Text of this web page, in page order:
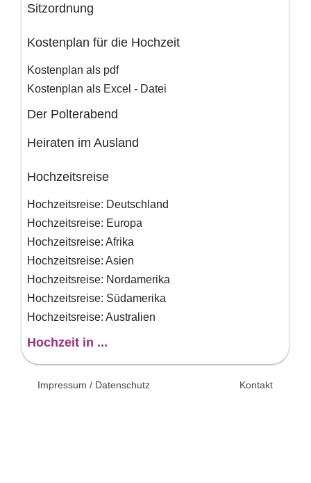
Sitzordnung
Kostenplan für die Hochzeit
Kostenplan als pdf
Kostenplan als Excel - Datei
Der Polterabend
Heiraten im Ausland
Hochzeitsreise
Hochzeitsreise: Deutschland
Hochzeitsreise: Europa
Hochzeitsreise: Afrika
Hochzeitsreise: Asien
Hochzeitsreise: Nordamerika
Hochzeitsreise: Südamerika
Hochzeitsreise: Australien
Hochzeit in ...
Impressum / Datenschutz Kontakt
© 2026 Unsertag.de - Ihr